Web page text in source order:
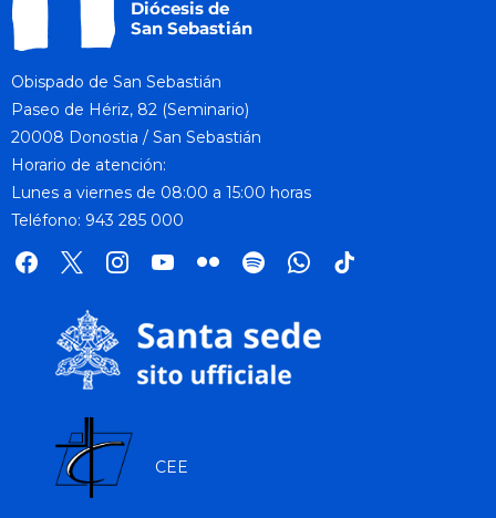
Obispado de San Sebastián
Paseo de Hériz, 82 (Seminario)
20008 Donostia / San Sebastián
Horario de atención:
Lunes a viernes de 08:00 a 15:00 horas
Teléfono: 943 285 000
facebook
x instagramyoutube
flickr spotifywhatsapp
tik
CEE